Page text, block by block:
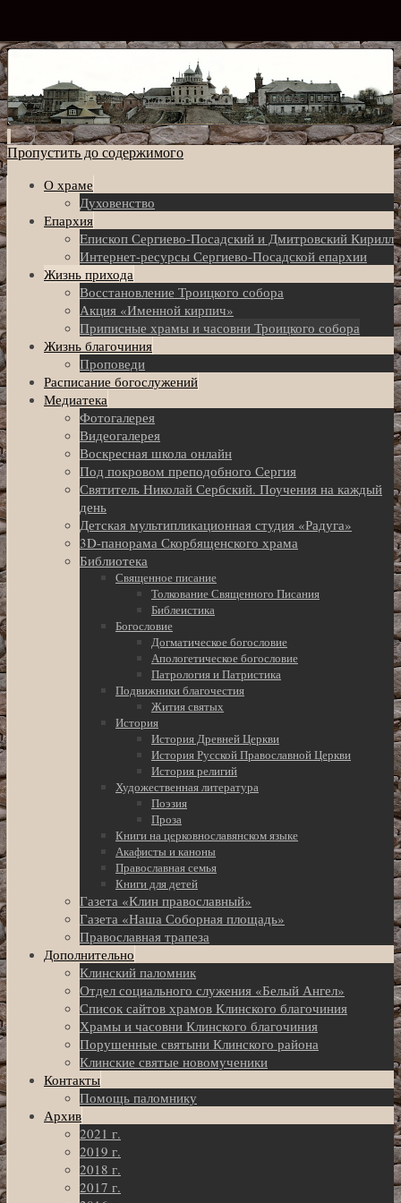
Пропустить до содержимого
О храме
Духовенство
Епархия
Eпископ Сергиево-Посадский и Дмитровский Кирилл
Интернет-ресурсы Сергиево-Посадской епархии
Жизнь прихода
Восстановление Троицкого собора
Акция «Именной кирпич»
Приписные храмы и часовни Троицкого собора
Жизнь благочиния
Проповеди
Расписание богослужений
Медиатека
Фотогалерея
Видеогалерея
Воскресная школа онлайн
Под покровом преподобного Сергия
Святитель Николай Сербский. Поучения на каждый
день
Детская мультипликационная студия «Радуга»
3D-панорама Скорбященского храма
Библиотека
Священное писание
Толкование Священного Писания
Библеистика
Богословие
Догматическое богословие
Апологетическое богословие
Патрология и Патристика
Подвижники благочестия
Жития святых
История
История Древней Церкви
История Русской Православной Церкви
История религий
Художественная литература
Поэзия
Проза
Книги на церковнославянском языке
Акафисты и каноны
Православная семья
Книги для детей
Газета «Клин православный»
Газета «Наша Соборная площадь»
Православная трапеза
Дополнительно
Клинский паломник
Отдел социального служения «Белый Ангел»
Список сайтов храмов Клинского благочиния
Храмы и часовни Клинского благочиния
Порушенные святыни Клинского района
Клинские святые новомученики
Контакты
Помощь паломнику
Архив
2021 г.
2019 г.
2018 г.
2017 г.